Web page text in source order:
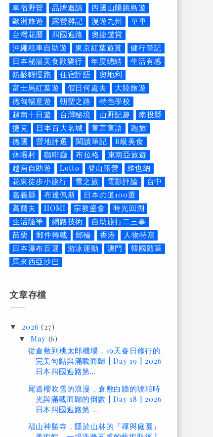
車宿野營
品牌邀請
四國山陽跳島遊
歐洲旅遊
露營雜記 漫遊九州
單車
台灣花曆
四國遍路
奧捷遊賞
沖繩租車自助遊
東京紅葉遊賞
健行筆記
日本秘湯美食歡樂行
年度總結
生活有感
熟齡輕慢跑
住宿評語
奧地利
富士馬紅葉遊
假日何處去
大陸旅遊
德匈暢意遊
朝聖之路
特色學校
越南十日遊
台灣秘境 山野記趣
南投縣
捷克
日本百大名城 童言童語
跑旅
德國
營地評選 閱讀筆記
B級美食
休暇村
咖啡廳 布拉格
東南亞旅遊
越南自助遊
Lotto 登山露營
維也納
花東徒步小旅行
雪之旅 電影評論
台中
嘉義縣
布達佩斯
日本の道100選
高爾夫
HOMI 宗教盛會
時光回溯
生活隨筆
網路技術
自助旅行二三事
苗栗
郵件轉載 郵輪 香港
人物特寫
日本瀑布百選
游泳運動 澳門
韓國隨筆
馬來西亞沙巴
文章存檔
▼ 2026(27)
▼May (6)
從倉敷到桃太郎機場，19天春日修行的
完美句點與滿載而歸 | Day 19 | 2026
日本四國遍路第...
尾道櫻吹雪的浪漫，倉敷白牆的琥珀時
光與滿載而歸的倒數 | Day 18 | 2026
日本四國遍路第 ...
福山神勝寺，隱於山林的「禪與庭園」